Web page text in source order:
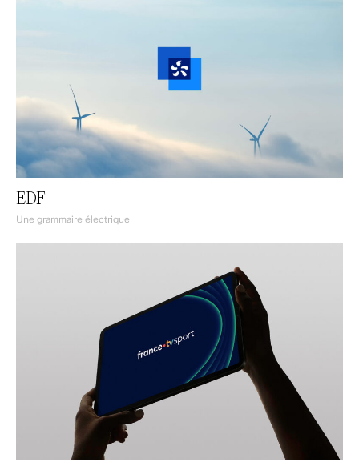
EDF
Une grammaire électrique